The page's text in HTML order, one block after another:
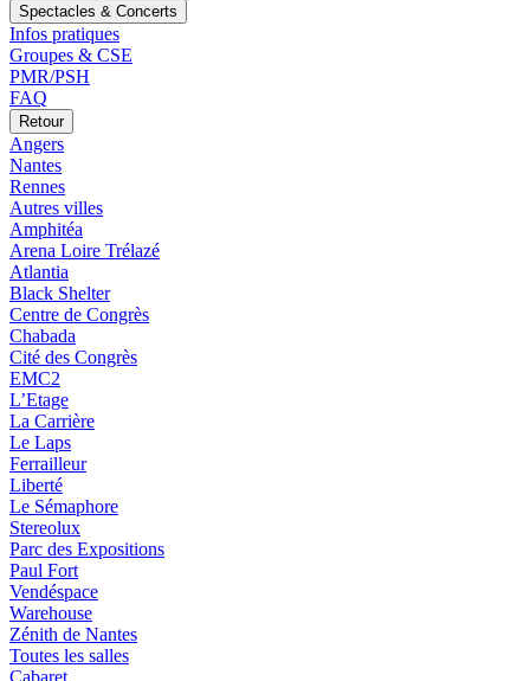
Spectacles & Concerts
Infos pratiques
Groupes & CSE
PMR/PSH
FAQ
Retour
Angers
Nantes
Rennes
Autres villes
Amphitéa
Arena Loire Trélazé
Atlantia
Black Shelter
Centre de Congrès
Chabada
Cité des Congrès
EMC2
L’Etage
La Carrière
Le Laps
Ferrailleur
Liberté
Le Sémaphore
Stereolux
Parc des Expositions
Paul Fort
Vendéspace
Warehouse
Zénith de Nantes
Toutes les salles